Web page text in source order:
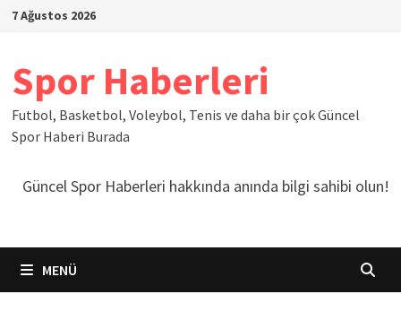
İçeriğe
7 Ağustos 2026
Spor Haberleri
Futbol, Basketbol, Voleybol, Tenis ve daha bir çok Güncel
Spor Haberi Burada
Güncel Spor Haberleri hakkında anında bilgi sahibi olun!
MENÜ